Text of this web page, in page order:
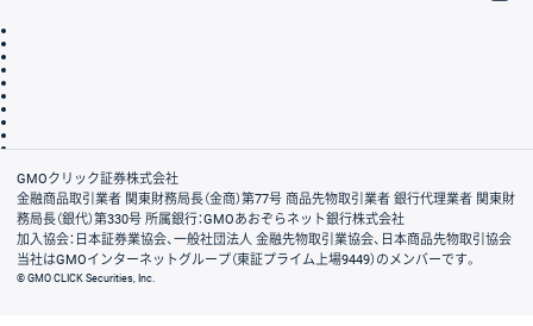
会社案内
GMOクリック証券株式会社
金融商品取引業者 関東財務局長（金商）第77号 商品先物取引業者 銀行代理業者 関東財
務局長（銀代）第330号 所属銀行：GMOあおぞらネット銀行株式会社
加入協会：日本証券業協会、一般社団法人 金融先物取引業協会、日本商品先物取引協会
当社はGMOインターネットグループ（東証プライム上場9449）のメンバーです。
© GMO CLICK Securities, Inc.